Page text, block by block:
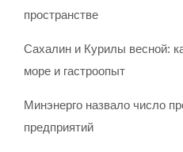
пространстве
Сахалин и Курилы весной:
море и гастроопыт
Минэнерго назвало число
предприятий